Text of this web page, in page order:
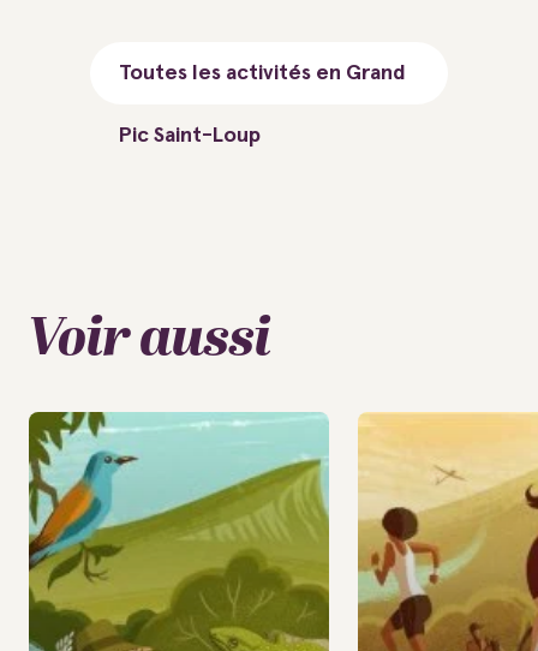
Toutes les activités en Grand
Pic Saint-Loup
Voir aussi